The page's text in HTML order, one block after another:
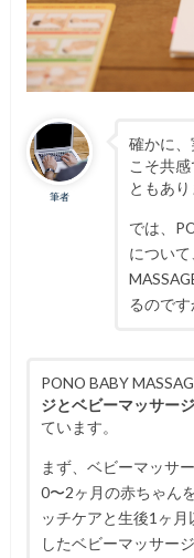
筆者
確かに
こそ共
ともあり
では、
につい
るのです
PONO BABY
ジとベビーマッサー
ています。
まず、ベビーマッサ
0〜2ヶ月の赤ちゃん
ッチケアと生後1ヶ
したベビーマッサー